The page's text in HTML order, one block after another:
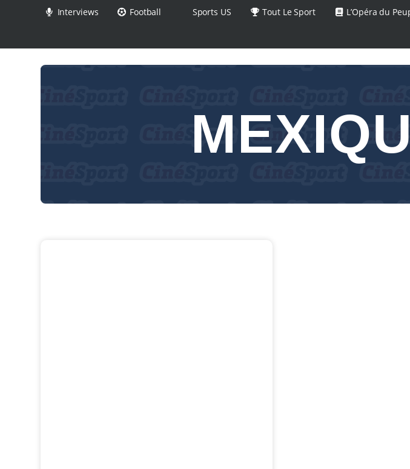
Interviews Football Sports US Tout Le Sport L’Opéra du